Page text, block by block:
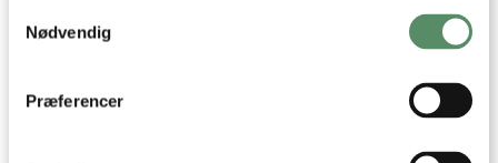
Indsamle præcise oplysninger om din placering,
der kan være nøjagtig inden for få meter
Identificere din enhed baseret på en scanning af
Nødvendig
Præferencer
vibeke aggerholm